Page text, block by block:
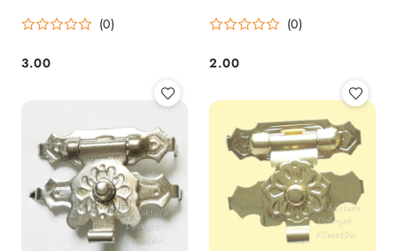
(0)
Cena:
3.00
(0)
Cena:
2.00